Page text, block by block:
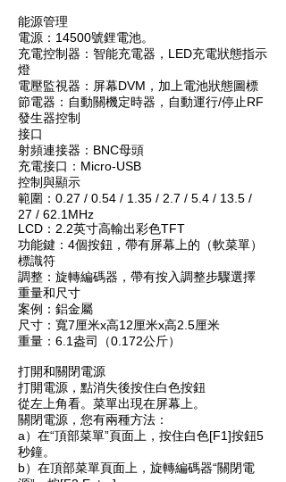
能源管理
電源：14500號鋰電池。
充電控制器：智能充電器，LED充電狀態指示
燈
電壓監視器：屏幕DVM，加上電池狀態圖標
節電器：自動關機定時器，自動運行/停止RF
發生器控制
接口
射頻連接器：BNC母頭
充電接口：Micro-USB
控制與顯示
範圍：0.27 / 0.54 / 1.35 / 2.7 / 5.4 / 13.5 /
27 / 62.1MHz
LCD：2.2英寸高輸出彩色TFT
功能鍵：4個按鈕，帶有屏幕上的（軟菜單）
標識符
調整：旋轉編碼器，帶有按入調整步驟選擇
重量和尺寸
案例：鋁金屬
尺寸：寬7厘米x高12厘米x高2.5厘米
重量：6.1盎司（0.172公斤）
打開和關閉電源
打開電源，點消失後按住白色按鈕
從左上角看。菜單出現在屏幕上。
關閉電源，您有兩種方法：
a）在“頂部菜單”頁面上，按住白色[F1]按鈕5
秒鐘。
b）在頂部菜單頁面上，旋轉編碼器“關閉電